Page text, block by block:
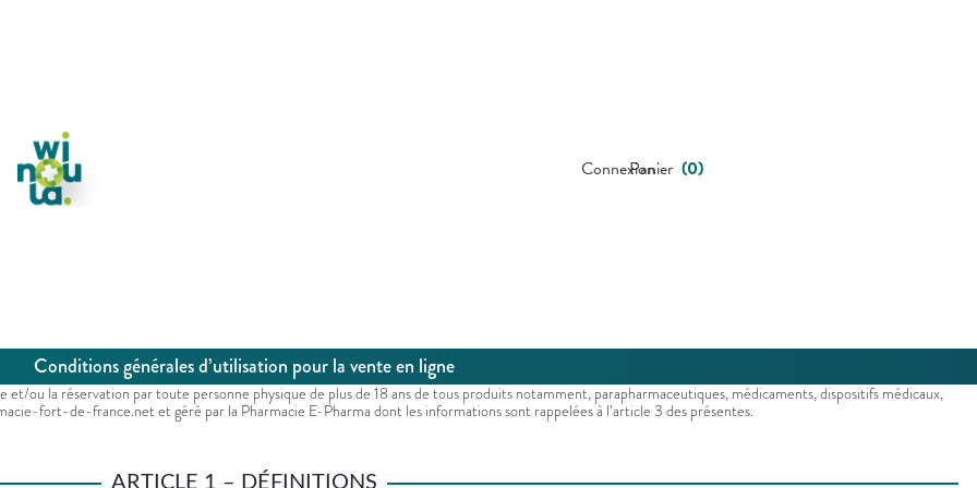
Connexion
Panier (0)
Conditions générales d’utilisation pour la vente en ligne
ou la réservation par toute personne physique de plus de 18 ans de tous produits notamment, parapharmaceutiques, médicaments, dispositifs médicaux,
fort-de-france.net et géré par la Pharmacie E-Pharma dont les informations sont rappelées à l’article 3 des présentes.
ARTICLE 1 – DÉFINITIONS